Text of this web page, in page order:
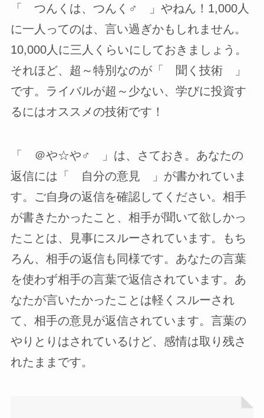
「 つんくは、つんく♂ 」やねん！1,000人
に一人ってのは、言い過ぎかもしれません。
10,000人に三人くらいにしておきましょう。
それほど、超～特別なのが「 聞く技術 」
です。ライバルが超～少ない、学びに投資す
るにはオススメの技術です！
「 ＠や☆や♂ 」は、さておき。あなたの
返信には「 自分の意見 」が書かれていま
す。ご自身の返信を確認してください。相手
が書きたかったこと、相手が聞いて欲しかっ
たことは、見事にスルーされています。もち
ろん、相手の返信も同様です。あなたの言葉
を使わず相手の言葉で返信されています。あ
なたが言いたかったことは軽くスルーされ
て、相手の意見が返信されています。言葉の
やりとりはされているけど、感情は取り残さ
れたままです。